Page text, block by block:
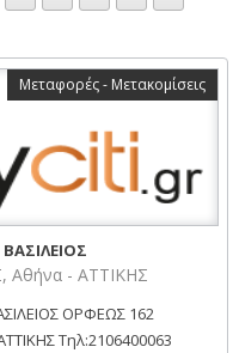
Μεταφορές - Μετακομίσεις
- ΑΤΤΙΚΗΣ
ΟΡΦΕΩΣ 162
Τηλ:2106400063